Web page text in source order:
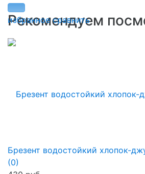
избранное сравнить
Рекомендуем
Брезент водостойкий хлопок-
(0)